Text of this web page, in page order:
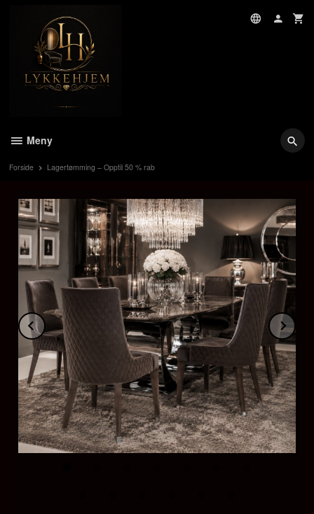
Meny
Forside Lagertømming – Opptil 50 % rab
Prev